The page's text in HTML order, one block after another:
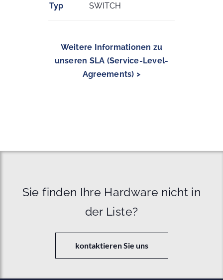
Typ SWITCH
Weitere Informationen zu
unseren SLA (Service-Level-
Agreements) >
Sie finden Ihre Hardware nicht in
der Liste?
kontaktieren Sie uns